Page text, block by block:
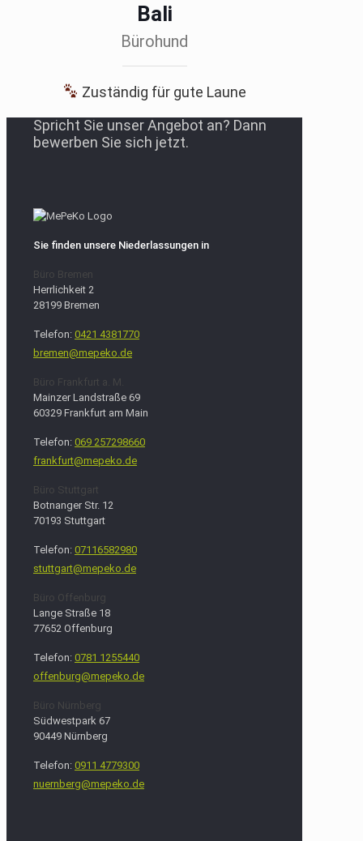
Bali
Bürohund
Zuständig für gute Laune
Spricht Sie unser Angebot an? Dann
bewerben Sie sich jetzt.
Sie finden unsere Niederlassungen in
Büro Bremen
Herrlichkeit 2
28199 Bremen
Telefon: 0421 4381770
bremen@mepeko.de
Büro Frankfurt a. M.
Mainzer Landstraße 69
60329 Frankfurt am Main
Telefon: 069 257298660
frankfurt@mepeko.de
Büro Stuttgart
Botnanger Str. 12
70193 Stuttgart
Telefon: 07116582980
stuttgart@mepeko.de
Büro Offenburg
Lange Straße 18
77652 Offenburg
Telefon: 0781 1255440
offenburg@mepeko.de
Büro Nürnberg
Südwestpark 67
90449 Nürnberg
Telefon: 0911 4779300
nuernberg@mepeko.de